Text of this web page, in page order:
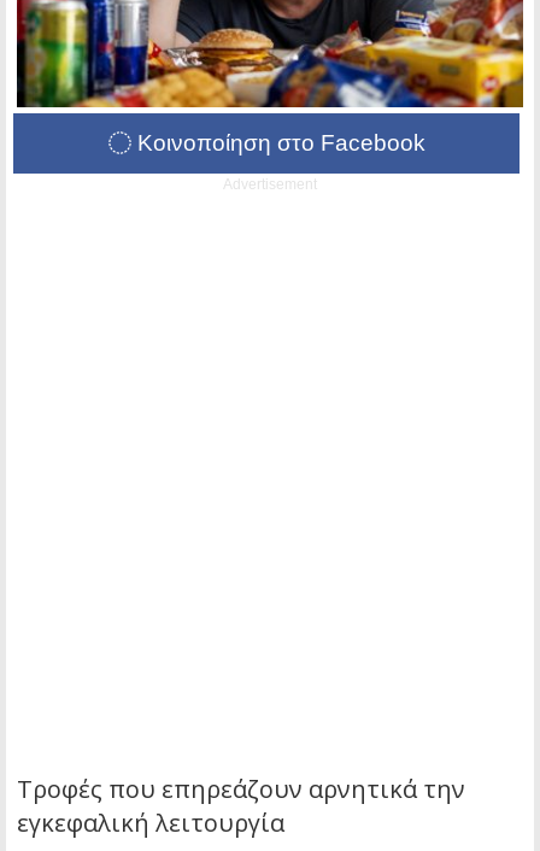
Κοινοποίηση στο Facebook
Advertisement
Τροφές που επηρεάζουν αρνητικά την
εγκεφαλική λειτουργία